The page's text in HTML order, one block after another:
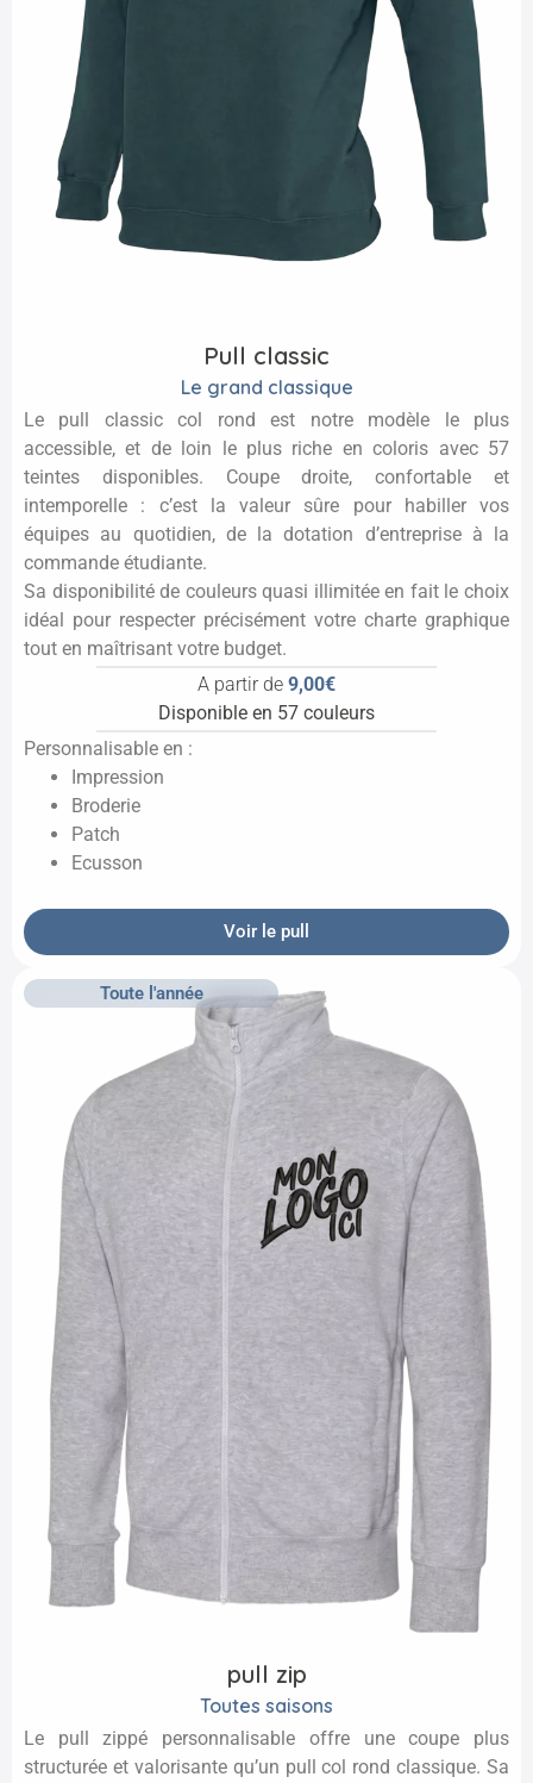
Pull classic
Le grand classique
Le pull classic col rond est notre modèle le plus
accessible, et de loin le plus riche en coloris avec 57
teintes disponibles. Coupe droite, confortable et
intemporelle : c’est la valeur sûre pour habiller vos
équipes au quotidien, de la dotation d’entreprise à la
commande étudiante.
Sa disponibilité de couleurs quasi illimitée en fait le choix
idéal pour respecter précisément votre charte graphique
tout en maîtrisant votre budget.
A partir de 9,00€
Disponible en 57 couleurs
Personnalisable en :
Impression
Broderie
Patch
Ecusson
Voir le pull
Toute l'année
pull zip
Toutes saisons
Le pull zippé personnalisable offre une coupe plus
structurée et valorisante qu’un pull col rond classique. Sa